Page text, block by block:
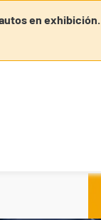
en exhibición.